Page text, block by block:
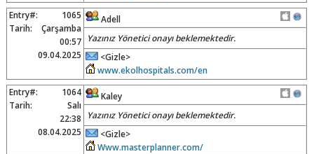
Entry#:
1065
Tarih:
Çarşamba
00:57
09.04.2025
Adell
Yazınız Yönetici onayı beklemektedir.
<Gizle>
www.ekolhospitals.com/en
Entry#:
1064
Tarih:
Salı
22:38
08.04.2025
Kaley
Yazınız Yönetici onayı beklemektedir.
<Gizle>
Www.masterplanner.com/